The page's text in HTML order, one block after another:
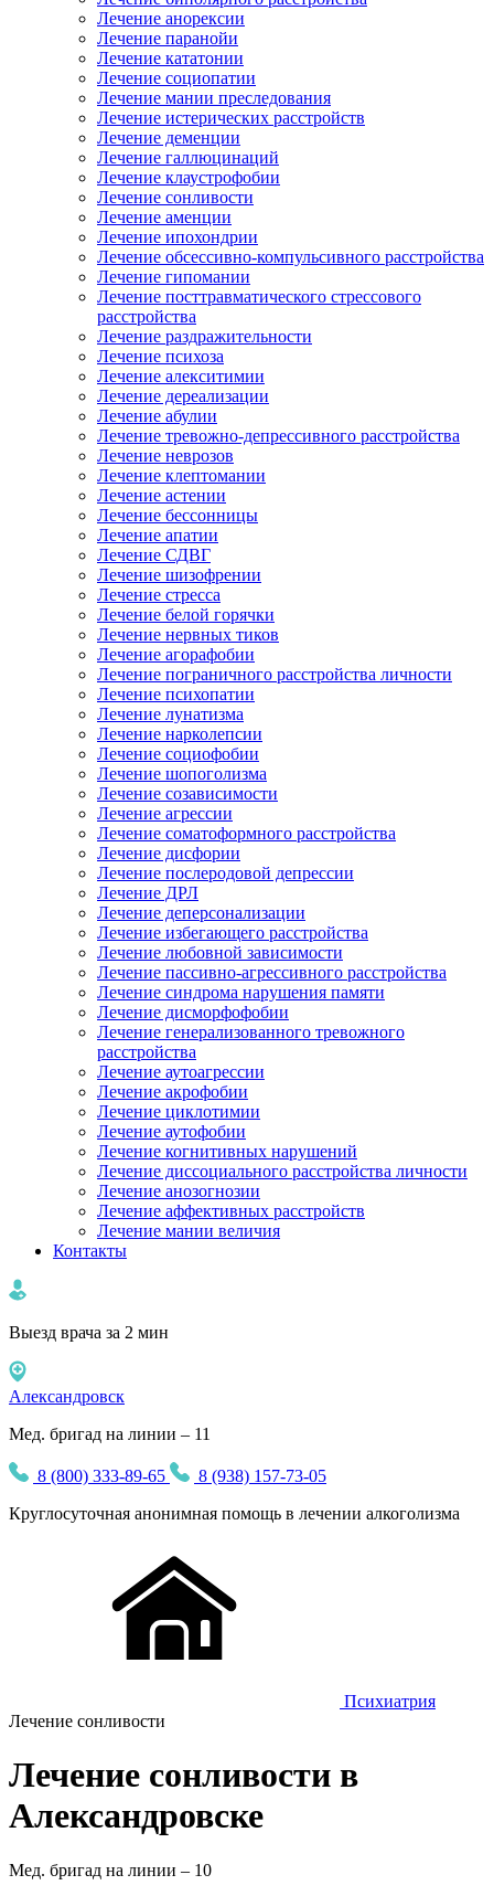
Лечение анорексии
Лечение паранойи
Лечение кататонии
Лечение социопатии
Лечение мании преследования
Лечение истерических расстройств
Лечение деменции
Лечение галлюцинаций
Лечение клаустрофобии
Лечение сонливости
Лечение аменции
Лечение ипохондрии
Лечение обсессивно-компульсивного расстройства
Лечение гипомании
Лечение посттравматического стрессового
расстройства
Лечение раздражительности
Лечение психоза
Лечение алекситимии
Лечение дереализации
Лечение абулии
Лечение тревожно-депрессивного расстройства
Лечение неврозов
Лечение клептомании
Лечение астении
Лечение бессонницы
Лечение апатии
Лечение СДВГ
Лечение шизофрении
Лечение стресса
Лечение белой горячки
Лечение нервных тиков
Лечение агорафобии
Лечение пограничного расстройства личности
Лечение психопатии
Лечение лунатизма
Лечение нарколепсии
Лечение социофобии
Лечение шопоголизма
Лечение созависимости
Лечение агрессии
Лечение соматоформного расстройства
Лечение дисфории
Лечение послеродовой депрессии
Лечение ДРЛ
Лечение деперсонализации
Лечение избегающего расстройства
Лечение любовной зависимости
Лечение пассивно-агрессивного расстройства
Лечение синдрома нарушения памяти
Лечение дисморфофобии
Лечение генерализованного тревожного
расстройства
Лечение аутоагрессии
Лечение акрофобии
Лечение циклотимии
Лечение аутофобии
Лечение когнитивных нарушений
Лечение диссоциального расстройства личности
Лечение анозогнозии
Лечение аффективных расстройств
Лечение мании величия
Контакты
Выезд врача за 2 мин
Александровск
Мед. бригад на линии – 11
8 (800) 333-89-65
8 (938) 157-73-05
Круглосуточная анонимная помощь в лечении алкоголизма
Психиатрия
Лечение сонливости
Лечение сонливости в
Александровске
Мед. бригад на линии – 10